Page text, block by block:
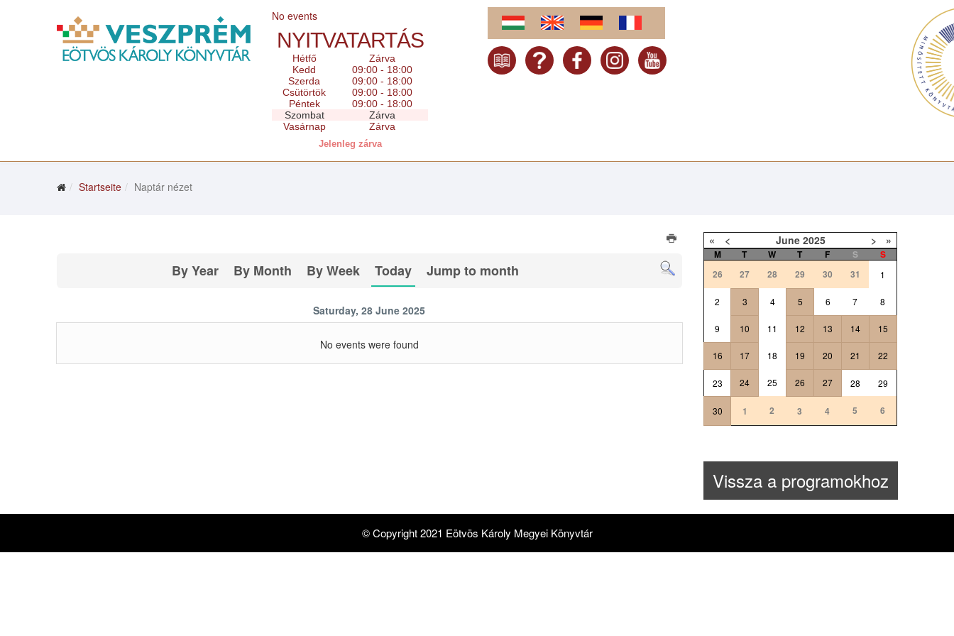
No events
NYITVATARTÁS
Hétfő
Zárva
Kedd
09:00 - 18:00
Szerda
09:00 - 18:00
Csütörtök
09:00 - 18:00
Péntek
09:00 - 18:00
Szombat
Zárva
Vasárnap
Zárva
Jelenleg zárva
Startseite Naptár nézet
By Year By Month By Week Today Jump to month
Saturday, 28 June 2025
No events were found
« < June 2025 > »
M T W T F S
S
26
27 28 29 30 31 1
2 3 4 5 6 7 8
9 10 11 12 13 14 15
16 17 18 19 20 21 22
23 24 25 26 27 28 29
30 1 2 3 4 5 6
Vissza a programokhoz
© Copyright 2021 Eötvös Károly Megyei Könyvtár